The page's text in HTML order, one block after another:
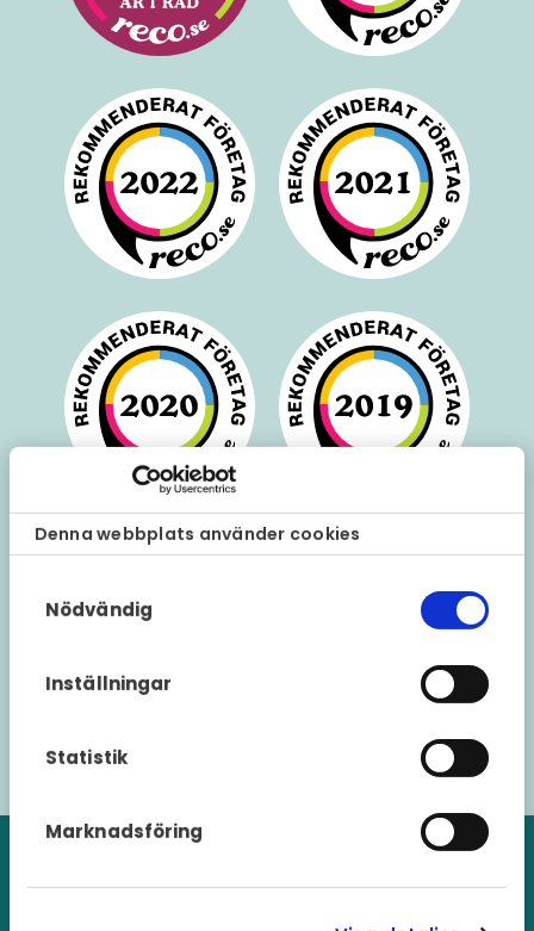
Denna webbplats använder cookies
Nödvändig
Inställningar
Statistik
Marknadsföring
Abonnemangsplattform